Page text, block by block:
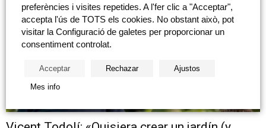
preferències i visites repetides. A l'fer clic a "Acceptar",
accepta l'ús de TOTS els cookies. No obstant això, pot
visitar la Configuració de galetes per proporcionar un
consentiment controlat.
Acceptar Rechazar Ajustos
Mes info